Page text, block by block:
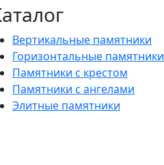
Вертикальные памятники
Горизонтальные памятники
Памятники с крестом
Памятники с ангелами
Элитные памятники